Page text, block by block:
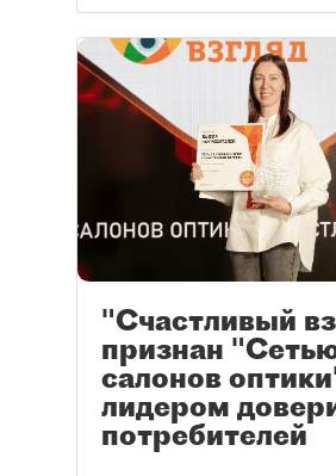
"Счастливый
признан
салонов
лидером
потребителей